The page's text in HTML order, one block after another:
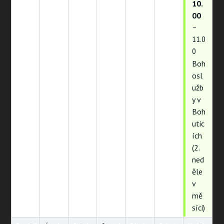
10.
00
–
11.0
0
Boh
osl
užb
y v
Boh
utic
ích
(2.
ned
ěle
v
mě
síci)